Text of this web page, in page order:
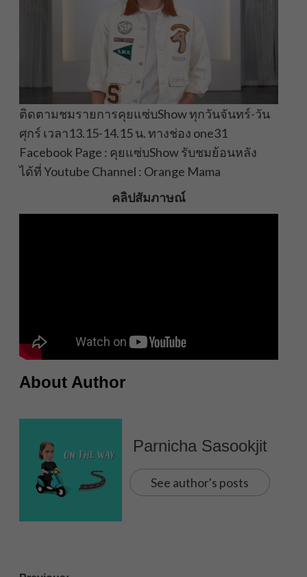
ติดตามชมรายการคุยแซ่บShow ทุกวันจันทร์-วัน
ศุกร์ เวลา13.15-14.15 น. ทางช่อง one31
Facebook Page : คุยแซ่บShow รับชมย้อนหลัง
ได้ที่ Youtube Channel : Orange Mama
คลิปสัมภาษณ์
About Author
Parnicha Sasookjit
See author's posts